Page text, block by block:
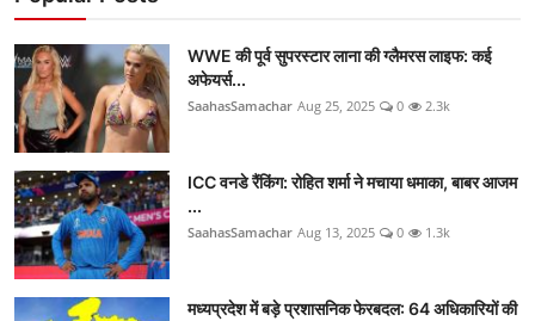
WWE की पूर्व सुपरस्टार लाना की ग्लैमरस लाइफ: कई
अफेयर्स...
SaahasSamachar Aug 25, 2025 0 2.3k
ICC वनडे रैंकिंग: रोहित शर्मा ने मचाया धमाका, बाबर आजम
...
SaahasSamachar Aug 13, 2025 0 1.3k
मध्यप्रदेश में बड़े प्रशासनिक फेरबदल: 64 अधिकारियों की